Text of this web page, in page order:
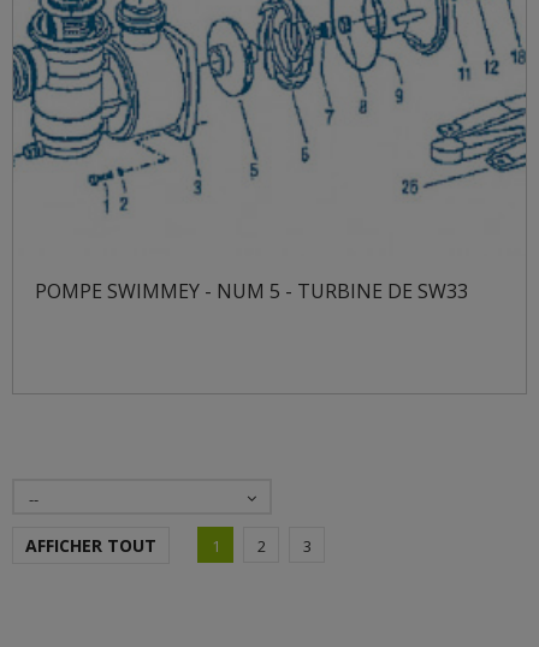
POMPE SWIMMEY - NUM 5 - TURBINE DE SW33
--
AFFICHER TOUT 1 2 3